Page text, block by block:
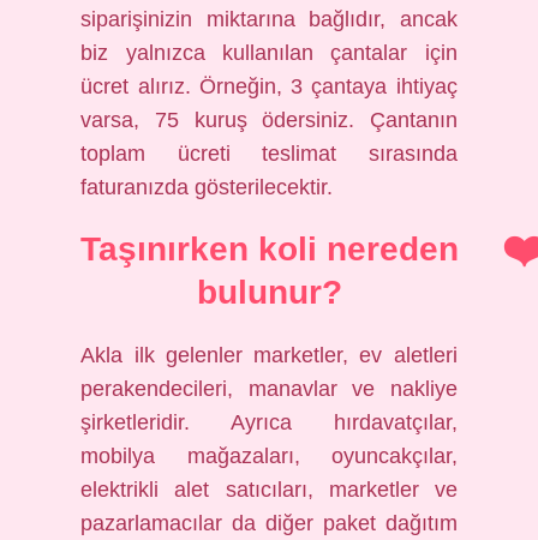
siparişinizin miktarına bağlıdır, ancak
biz yalnızca kullanılan çantalar için
ücret alırız. Örneğin, 3 çantaya ihtiyaç
varsa, 75 kuruş ödersiniz. Çantanın
toplam ücreti teslimat sırasında
faturanızda gösterilecektir.
Taşınırken koli nereden
bulunur?
Akla ilk gelenler marketler, ev aletleri
perakendecileri, manavlar ve nakliye
şirketleridir. Ayrıca hırdavatçılar,
mobilya mağazaları, oyuncakçılar,
elektrikli alet satıcıları, marketler ve
pazarlamacılar da diğer paket dağıtım